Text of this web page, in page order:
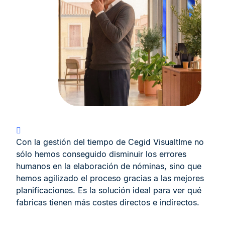
Con la gestión del tiempo de Cegid VisualtIme no
sólo hemos conseguido disminuir los errores
humanos en la elaboración de nóminas, sino que
hemos agilizado el proceso gracias a las mejores
planificaciones. Es la solución ideal para ver qué
fabricas tienen más costes directos e indirectos.